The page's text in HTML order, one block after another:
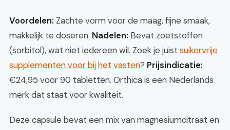
Voordelen: Zachte vorm voor de maag, fijne smaak,
makkelijk te doseren. Nadelen: Bevat zoetstoffen
(sorbitol), wat niet iedereen wil. Zoek je juist suikervrije
supplementen voor bij het vasten? Prijsindicatie:
€24,95 voor 90 tabletten. Orthica is een Nederlands
merk dat staat voor kwaliteit.
Deze capsule bevat een mix van magnesiumcitraat en